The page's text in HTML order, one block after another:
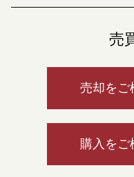
売
売却をご
購入をご